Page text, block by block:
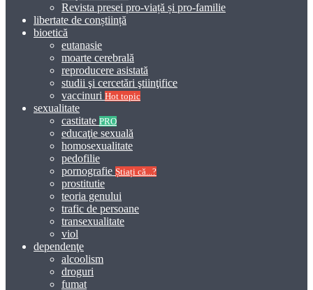
Revista presei pro-viață și pro-familie
libertate de conștiință
bioetică
eutanasie
moarte cerebrală
reproducere asistată
studii şi cercetări ştiinţifice
vaccinuri Hot topic
sexualitate
castitate PRO
educaţie sexuală
homosexualitate
pedofilie
pornografie Știați că...?
prostitutie
teoria genului
trafic de persoane
transexualitate
viol
dependenţe
alcoolism
droguri
fumat